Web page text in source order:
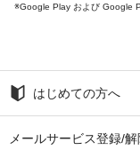
Google Play および Google
はじめての方へ
メールサービス登録/解